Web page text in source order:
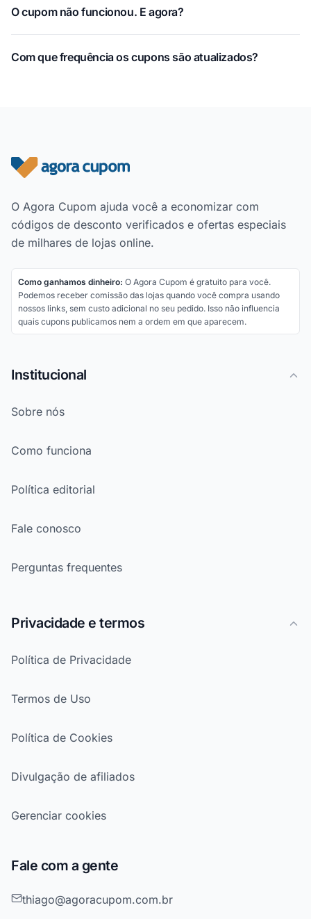
O cupom não funcionou. E agora?
Com que frequência os cupons são atualizados?
Rodapé do site
O Agora Cupom ajuda você a economizar com
códigos de desconto verificados e ofertas especiais
de milhares de lojas online.
Como ganhamos dinheiro: O Agora Cupom é gratuito para você.
Podemos receber comissão das lojas quando você compra usando
nossos links, sem custo adicional no seu pedido. Isso não influencia
quais cupons publicamos nem a ordem em que aparecem.
Institucional
Sobre nós
Como funciona
Política editorial
Fale conosco
Perguntas frequentes
Privacidade e termos
Política de Privacidade
Termos de Uso
Política de Cookies
Divulgação de afiliados
Gerenciar cookies
Fale com a gente
thiago@agoracupom.com.br